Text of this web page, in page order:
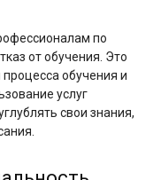
по
от обучения. Это
обучения и
услуг
свои знания,